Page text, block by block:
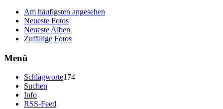
Am häufigsten angesehen
Neueste Fotos
Neueste Alben
Zufällige Fotos
Menü
Schlagworte174
Suchen
Info
RSS-Feed